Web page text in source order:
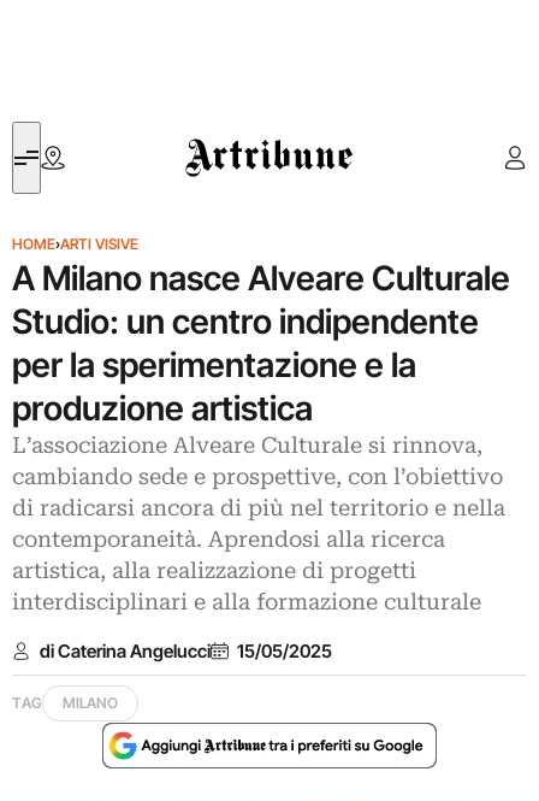
Artribune
HOME›ARTI VISIVE
A Milano nasce Alveare Culturale
Studio: un centro indipendente
per la sperimentazione e la
produzione artistica
L’associazione Alveare Culturale si rinnova,
cambiando sede e prospettive, con l’obiettivo
di radicarsi ancora di più nel territorio e nella
contemporaneità. Aprendosi alla ricerca
artistica, alla realizzazione di progetti
interdisciplinari e alla formazione culturale
di Caterina Angelucci 15/05/2025
TAG MILANO